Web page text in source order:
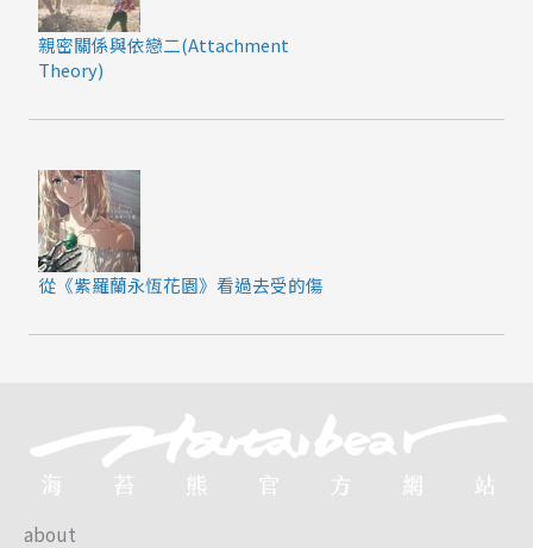
親密關係與依戀二(Attachment
Theory)
從《紫羅蘭永恆花園》看過去受的傷
about